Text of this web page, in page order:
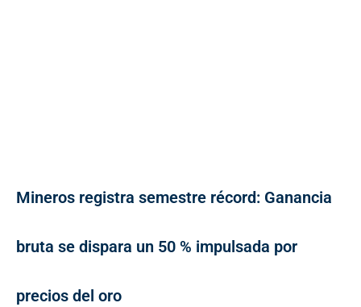
Mineros registra semestre récord: Ganancia
bruta se dispara un 50 % impulsada por
precios del oro